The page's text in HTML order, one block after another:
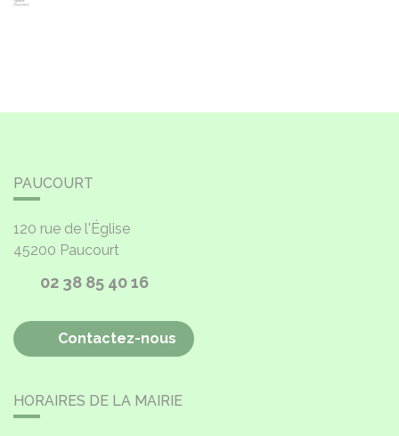
PAUCOURT
120 rue de l'Église
45200 Paucourt
02 38 85 40 16
Contactez-nous
HORAIRES DE LA MAIRIE